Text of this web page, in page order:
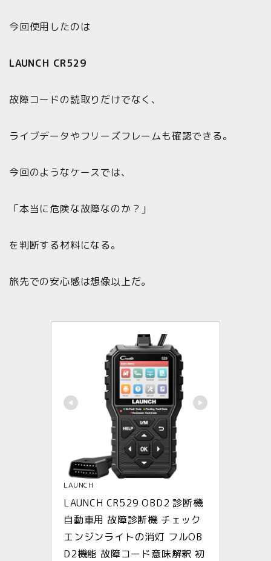
今回使用したのは
LAUNCH CR529
故障コードの読取りだけでなく、
ライブデータやフリーズフレームも確認できる。
今回のようなケースでは、
「本当に危険な故障なのか？」
を判断する材料になる。
旅先での安心感は想像以上だ。
LAUNCH
LAUNCH CR529 OBD2 診断機
自動車用 故障診断機 チェック
エンジンライトの消灯 フルOB
D2機能 故障コード意味解釈 初